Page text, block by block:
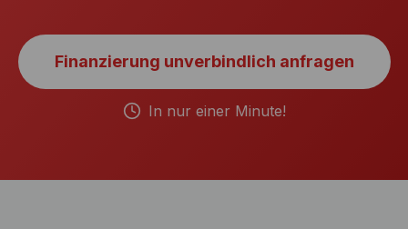
Finanzierung unverbindlich anfragen
In nur einer Minute!